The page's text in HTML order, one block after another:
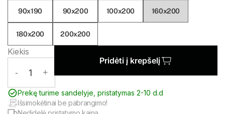
90x190 90x200 100x200 160x200
180x200 200x200
Kiekis
- 1 +
Pridėti į krepšelį
Prekę turime sandelyje, pristatymas 2-10 d.d
Išsimokėtinai be pabrangimo!